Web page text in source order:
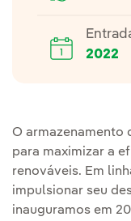
2022
O armazenamento
para maximizar a
renováveis. Em
impulsionar seu
inauguramos em